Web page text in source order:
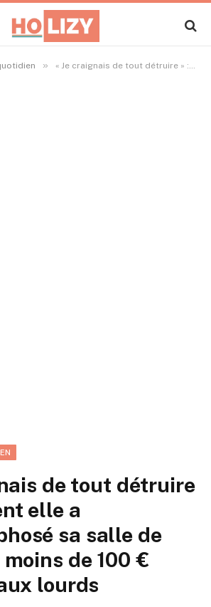
» « Je craignais de tout détruire » : comment elle a métamorphosé sa salle de bain pour moins de 100 € sans travaux lourds
de tout détruire
elle a
sa salle de
de 100 €
lourds